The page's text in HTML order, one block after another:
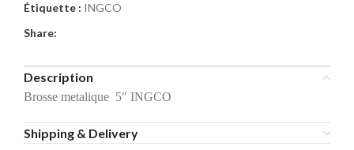
Étiquette : INGCO
Share:
Description
Brosse metalique 5″ INGCO
Shipping & Delivery